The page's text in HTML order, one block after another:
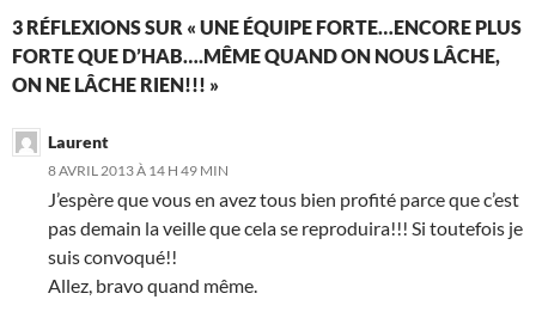
3 RÉFLEXIONS SUR « UNE ÉQUIPE FORTE…ENCORE PLUS
FORTE QUE D’HAB….MÊME QUAND ON NOUS LÂCHE,
ON NE LÂCHE RIEN!!! »
Laurent
8 AVRIL 2013 À 14 H 49 MIN
J’espère que vous en avez tous bien profité parce que c’est
pas demain la veille que cela se reproduira!!! Si toutefois je
suis convoqué!!
Allez, bravo quand même.